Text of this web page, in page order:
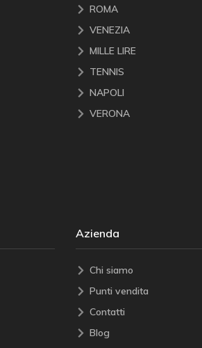
ROMA
VENEZIA
MILLE LIRE
TENNIS
NAPOLI
VERONA
Azienda
Chi siamo
Punti vendita
Contatti
Blog